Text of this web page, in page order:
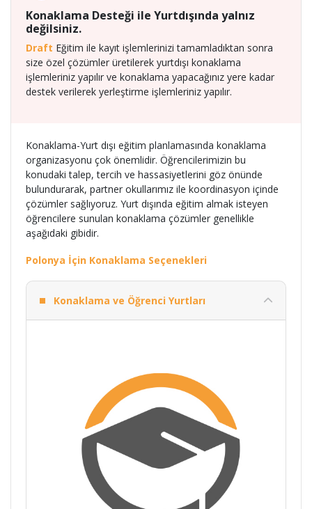
Konaklama Desteği ile Yurtdışında yalnız
değilsiniz.
Draft Eğitim ile kayıt işlemlerinizi tamamladıktan sonra
size özel çözümler üretilerek yurtdışı konaklama
işlemleriniz yapılır ve konaklama yapacağınız yere kadar
destek verilerek yerleştirme işlemleriniz yapılır.
Konaklama-Yurt dışı eğitim planlamasında konaklama
organizasyonu çok önemlidir. Öğrencilerimizin bu
konudaki talep, tercih ve hassasiyetlerini göz önünde
bulundurarak, partner okullarımız ile koordinasyon içinde
çözümler sağlıyoruz. Yurt dışında eğitim almak isteyen
öğrencilere sunulan konaklama çözümler genellikle
aşağıdaki gibidir.
Polonya İçin Konaklama Seçenekleri
Konaklama ve Öğrenci Yurtları